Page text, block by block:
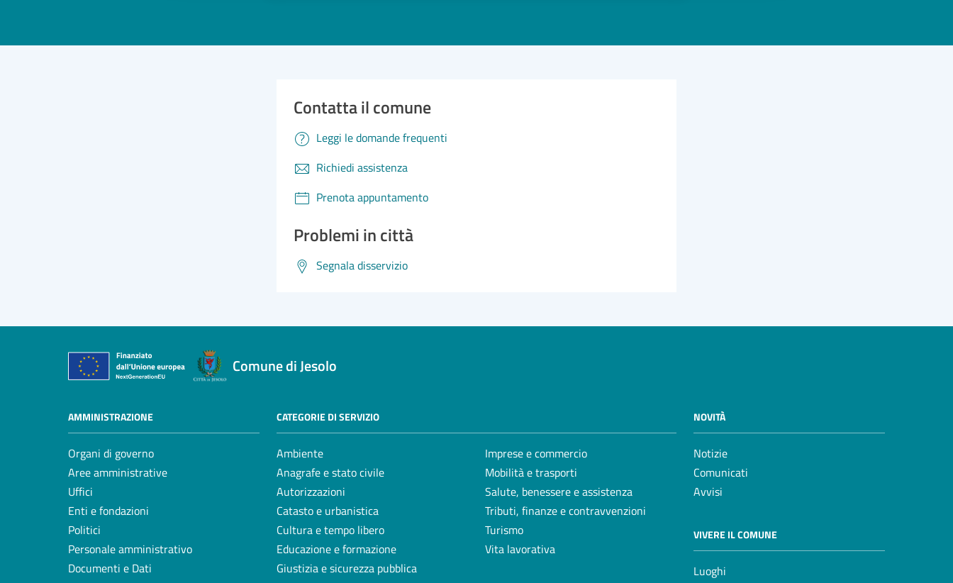
Contatta il comune
Leggi le domande frequenti
Richiedi assistenza
Prenota appuntamento
Problemi in città
Segnala disservizio
Comune di Jesolo
AMMINISTRAZIONE
Organi di governo
Aree amministrative
Uffici
Enti e fondazioni
Politici
Personale amministrativo
Documenti e Dati
CATEGORIE DI SERVIZIO
Ambiente
Anagrafe e stato civile
Autorizzazioni
Catasto e urbanistica
Cultura e tempo libero
Educazione e formazione
Giustizia e sicurezza pubblica
Imprese e commercio
Mobilità e trasporti
Salute, benessere e assistenza
Tributi, finanze e contravvenzioni
Turismo
Vita lavorativa
NOVITÀ
Notizie
Comunicati
Avvisi
VIVERE IL COMUNE
Luoghi